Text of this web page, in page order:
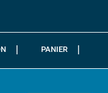
PANIER